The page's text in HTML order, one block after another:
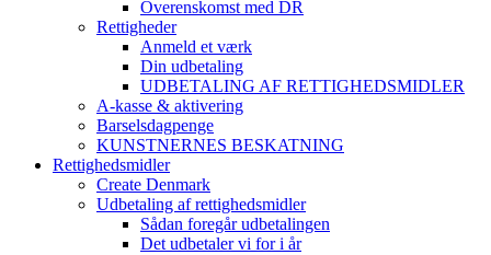
Overenskomst med DR
Rettigheder
Anmeld et værk
Din udbetaling
UDBETALING AF RETTIGHEDSMIDLER
A-kasse & aktivering
Barselsdagpenge
KUNSTNERNES BESKATNING
Rettighedsmidler
Create Denmark
Udbetaling af rettighedsmidler
Sådan foregår udbetalingen
Det udbetaler vi for i år